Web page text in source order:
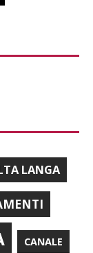
LANGA
CANALE